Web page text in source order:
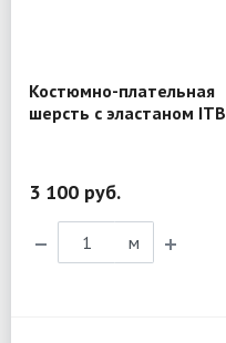
Костюмно-плательная
шерсть с эластаном ITB
3 100 руб.
м